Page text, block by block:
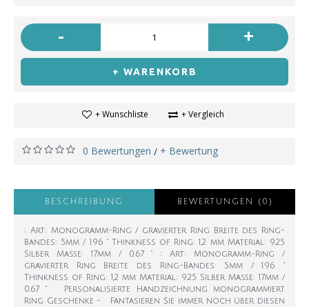
- +
+ WARENKORB
+ Wunschliste + Vergleich
0 Bewertungen / + Bewertung
BESCHREIBUNG BEWERTUNGEN (0)
; Art: Monogramm-Ring / gravierter Ring Breite des Ring-
Bandes: 5mm / 1.96 " Thinkness of Ring: 1,2 mm Material: 925
Silber Maße: 17mm / 0.67 " ; Art: Monogramm-Ring /
gravierter Ring Breite des Ring-Bandes: 5mm / 1.96 "
Thinkness of Ring: 1,2 mm Material: 925 Silber Maße: 17mm /
0.67 " Personalisierte Handzeichnung monogrammiert
Ring Geschenke - Fantasieren Sie immer noch über diesen